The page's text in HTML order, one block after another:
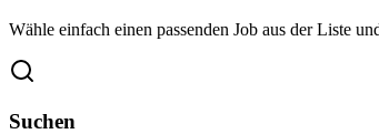
Wähle einfach einen passenden Job aus der Liste
Suchen